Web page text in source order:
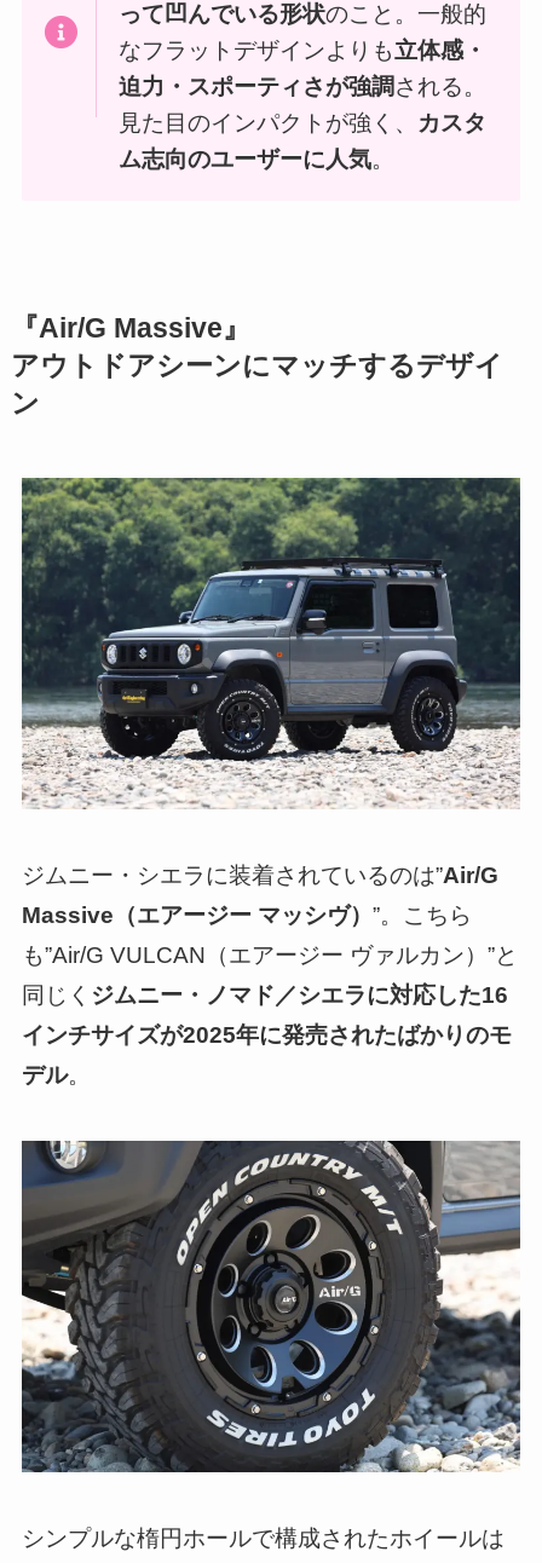
って凹んでいる形状のこと。一般的
なフラットデザインよりも立体感・
迫力・スポーティさが強調される。
見た目のインパクトが強く、
カスタ
ム志向のユーザーに人気。
『Air/G Massive』
アウトドアシーンにマッチするデザイ
ン
ジムニー・シエラに装着されているのは”Air/G
Massive（エアージー マッシヴ） ”。こちら
も”Air/G VULCAN（エアージー ヴァルカン）”と
同じく ジムニー・ノマド／シエラに対応した16
インチサイズが2025年に発売されたばかりのモ
デル。
シンプルな楕円ホールで構成されたホイールは